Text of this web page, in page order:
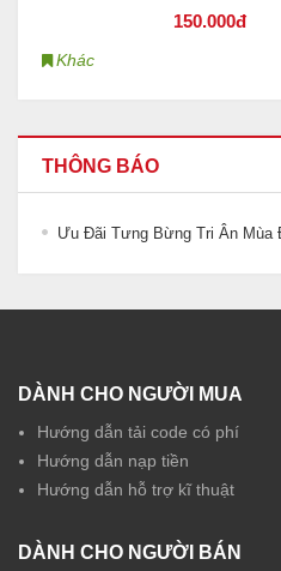
150.000đ
Khác
THÔNG BÁO
Ưu Đãi Tưng Bừng Tri Ân Mùa
DÀNH CHO NGƯỜI MUA
Hướng dẫn tải code có phí
Hướng dẫn nạp tiền
Hướng dẫn hỗ trợ kĩ thuật
DÀNH CHO NGƯỜI BÁN